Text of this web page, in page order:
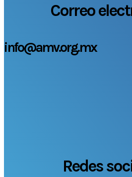
Correo
info@amv.org.mx
Redes